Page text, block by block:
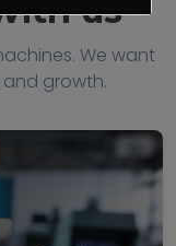
us
We want
growth.